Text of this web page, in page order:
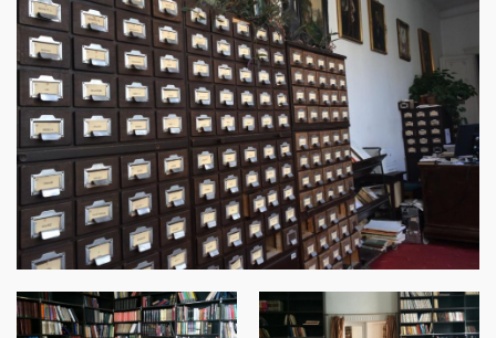
Image Image